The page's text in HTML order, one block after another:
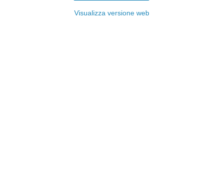
Visualizza versione web